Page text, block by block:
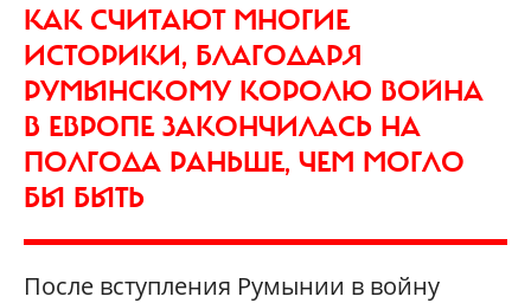
КАК СЧИТАЮТ МНОГИЕ
ИСТОРИКИ, БЛАГОДАРЯ
РУМЫНСКОМУ КОРОЛЮ ВОЙНА
В ЕВРОПЕ ЗАКОНЧИЛАСЬ НА
ПОЛГОДА РАНЬШЕ, ЧЕМ МОГЛО
БЫ БЫТЬ
После вступления Румынии в войну